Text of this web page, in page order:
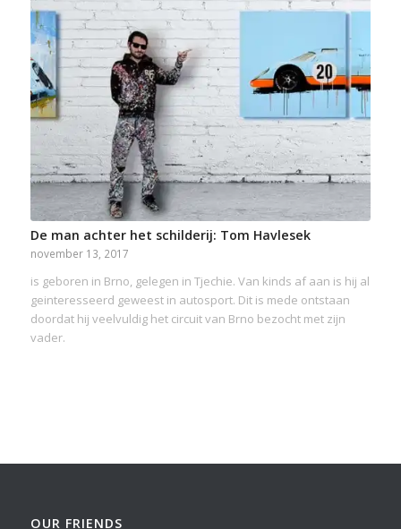
De man achter het schilderij: Tom Havlesek
november 13, 2017
is geboren in Brno, gelegen in Tjechie. Van kinds af aan is hij al
geinteresseerd geweest in autosport. Dit is mede ontstaan
doordat hij veelvuldig het circuit van Brno bezocht met zijn
vader.
OUR FRIENDS